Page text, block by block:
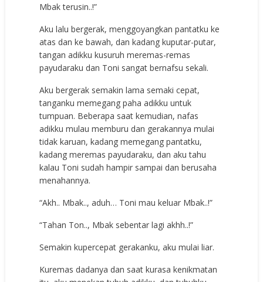
Mbak terusin..!”
Aku lalu bergerak, menggoyangkan pantatku ke
atas dan ke bawah, dan kadang kuputar-putar,
tangan adikku kusuruh meremas-remas
payudaraku dan Toni sangat bernafsu sekali.
Aku bergerak semakin lama semaki cepat,
tanganku memegang paha adikku untuk
tumpuan. Beberapa saat kemudian, nafas
adikku mulau memburu dan gerakannya mulai
tidak karuan, kadang memegang pantatku,
kadang meremas payudaraku, dan aku tahu
kalau Toni sudah hampir sampai dan berusaha
menahannya.
“Akh.. Mbak.., aduh… Toni mau keluar Mbak..!”
“Tahan Ton.., Mbak sebentar lagi akhh..!”
Semakin kupercepat gerakanku, aku mulai liar.
Kuremas dadanya dan saat kurasa kenikmatan